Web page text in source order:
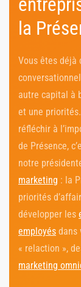
la
Vous êtes déjà
autre capital à
et une
réfléchir à
de Présence,
notre
marketing : la
priorités
développer les
employés dans
« relaction »,
marketing